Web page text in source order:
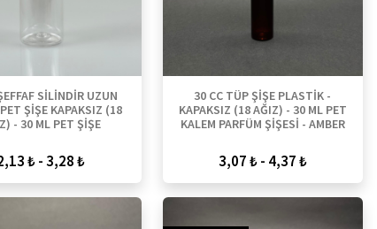
SİLİNDİR UZUN
ŞİŞE KAPAKSIZ (18
- 30 ML PET ŞİŞE
₺ - 3,28 ₺
30 CC TÜP ŞİŞE PLASTİK -
KAPAKSIZ (18 AĞIZ) - 30 ML PET
KALEM PARFÜM ŞİŞESİ - AMBER
3,07 ₺ - 4,37 ₺